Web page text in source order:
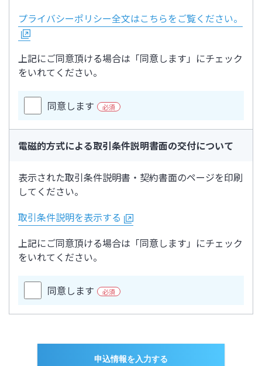
プライバシーポリシー全文はこちらをご覧ください。
上記にご同意頂ける場合は「同意します」にチェック
をいれてください。
同意します 必須
電磁的方式による取引条件説明書面の交付について
表示された取引条件説明書・契約書面のページを印刷
してください。
取引条件説明を表示する
上記にご同意頂ける場合は「同意します」にチェック
をいれてください。
同意します 必須